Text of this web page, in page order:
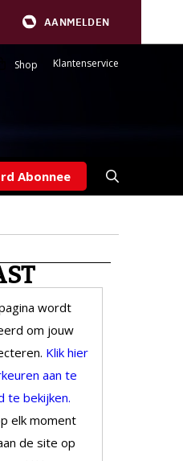
AANMELDEN
Shop Klantenservice
Abonnee
wordt
om jouw
Klik hier
aan te
te bekijken.
elk moment
de site op